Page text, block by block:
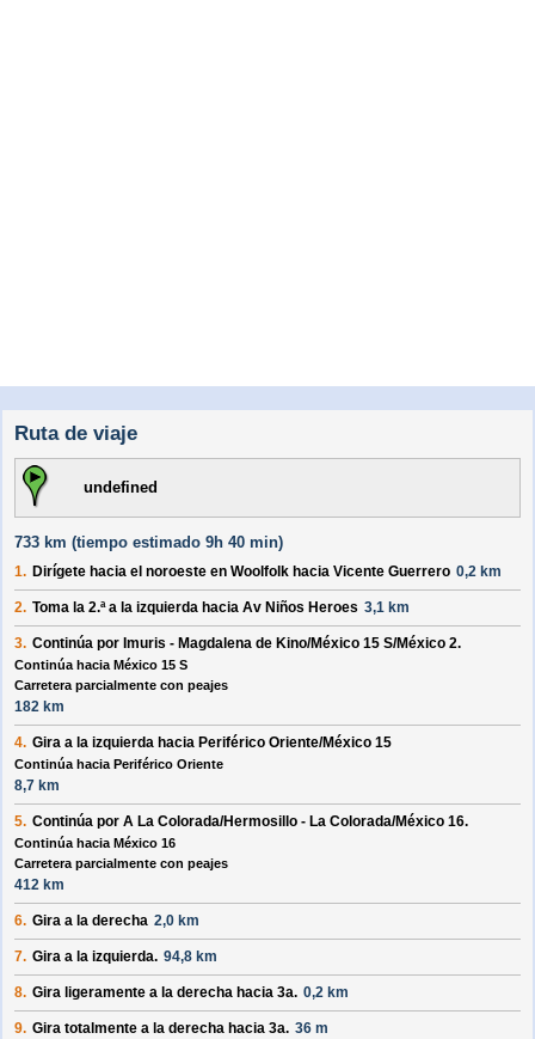
Ruta de viaje
undefined
733 km (tiempo estimado 9h 40 min)
1. Dirígete hacia el noroeste en Woolfolk hacia Vicente Guerrero 0,2 km
2. Toma la 2.ª a la izquierda hacia Av Niños Heroes 3,1 km
3. Continúa por Imuris - Magdalena de Kino/México 15 S/México 2.
Continúa hacia México 15 S
Carretera parcialmente con peajes
182 km
4. Gira a la izquierda hacia Periférico Oriente/México 15
Continúa hacia Periférico Oriente
8,7 km
5. Continúa por A La Colorada/Hermosillo - La Colorada/México 16.
Continúa hacia México 16
Carretera parcialmente con peajes
412 km
6. Gira a la derecha 2,0 km
7. Gira a la izquierda. 94,8 km
8. Gira ligeramente a la derecha hacia 3a. 0,2 km
9. Gira totalmente a la derecha hacia 3a. 36 m